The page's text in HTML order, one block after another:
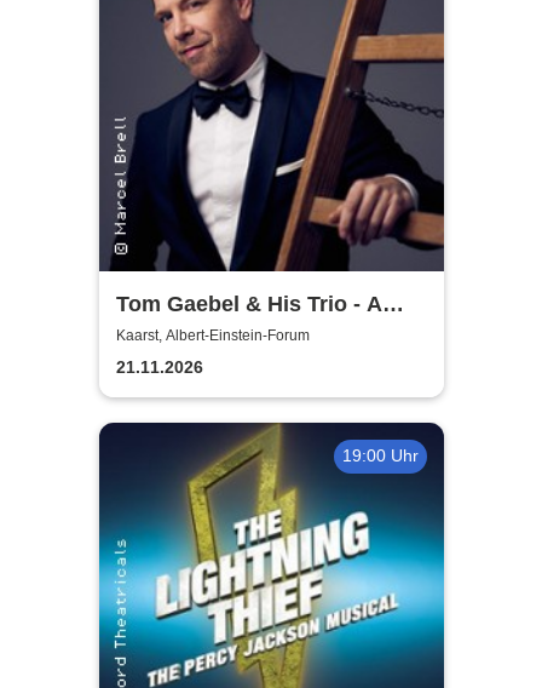
Tom Gaebel & His Trio - A
Swinging Affair
Kaarst, Albert-Einstein-Forum
21.11.2026
19:00 Uhr